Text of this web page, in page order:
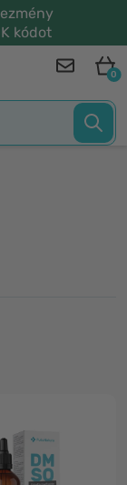
kódot
0